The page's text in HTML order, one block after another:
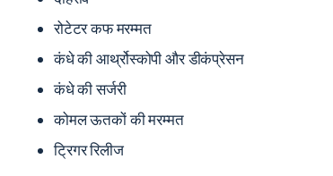
रोटेटर कफ मरम्मत
कंधे की आर्थ्रोस्कोपी और डीकंप्रेसन
कंधे की सर्जरी
कोमल ऊतकों की मरम्मत
ट्रिगर रिलीज